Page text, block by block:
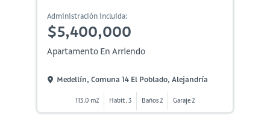
Administración incluida:
$5,400,000
Apartamento En Arriendo
Medellín, Comuna 14 El Poblado, Alejandría
113.0 m2 Habit. 3 Baños 2 Garaje 2